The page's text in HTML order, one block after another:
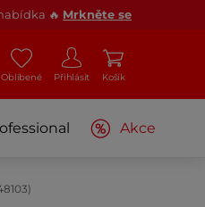
🔥 Mrkněte se
Oblíbené Přihlásit Košík
Akce